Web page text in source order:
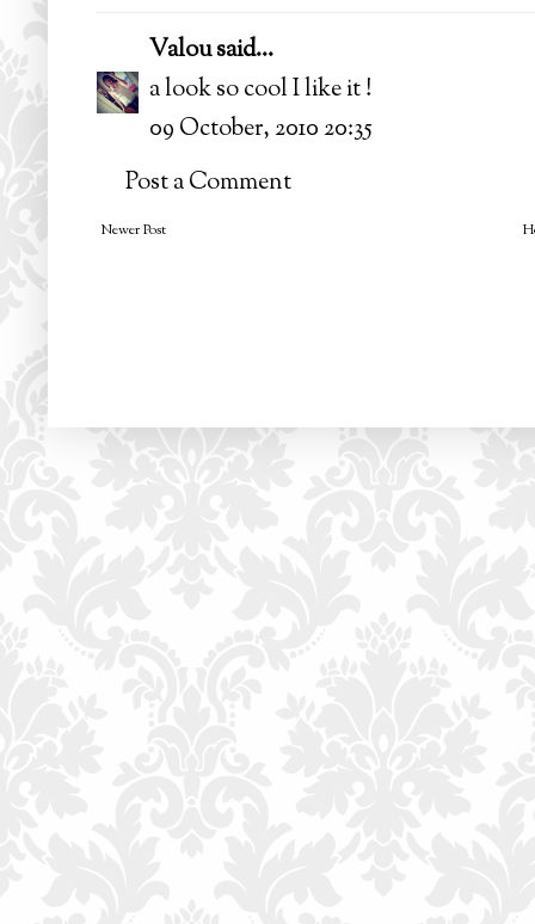
Valousaid...
a look so cool I like it !
09 October, 2010 20:35
Post a Comment
Newer Post